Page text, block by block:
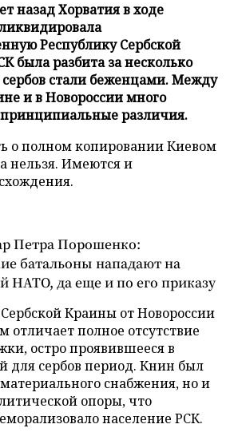
назад Хорватия в ходе
Республику Сербской
была разбита за несколько
сербов стали беженцами. Между
и в Новороссии много
принципиальные различия.
о полном копировании Киевом
нельзя. Имеются и
Петра Порошенко:
батальоны нападают на
НАТО, да еще и по его приказу
Краины от Новороссии
отличает полное отсутствие
остро проявившееся в
для сербов период. Книн был
снабжения, но и
опоры, что
население РСК.